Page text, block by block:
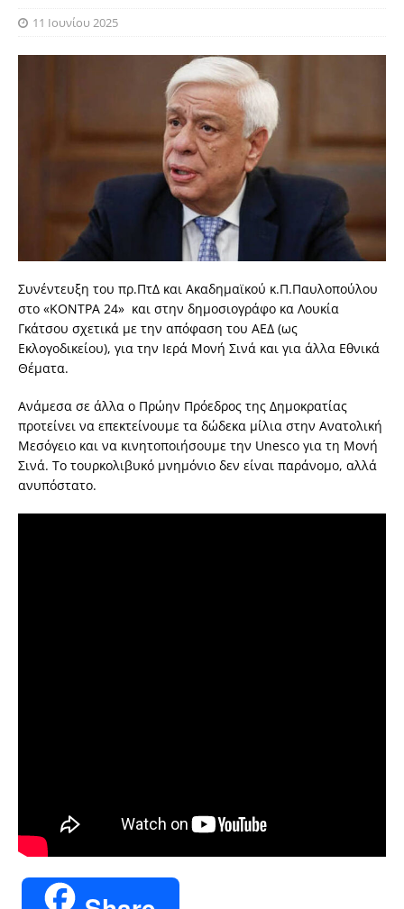
11 Ιουνίου 2025
Συνέντευξη του πρ.ΠτΔ και Ακαδημαϊκού κ.Π.Παυλοπούλου
στο «ΚΟΝΤΡΑ 24» και στην δημοσιογράφο κα Λουκία
Γκάτσου σχετικά με την απόφαση του ΑΕΔ (ως
Εκλογοδικείου), για την Ιερά Μονή Σινά και για άλλα Εθνικά
Θέματα.
Ανάμεσα σε άλλα ο Πρώην Πρόεδρος της Δημοκρατίας
προτείνει να επεκτείνουμε τα δώδεκα μίλια στην Ανατολική
Μεσόγειο και να κινητοποιήσουμε την Unesco για τη Μονή
Σινά. Το τουρκολιβυκό μνημόνιο δεν είναι παράνομο, αλλά
ανυπόστατο.